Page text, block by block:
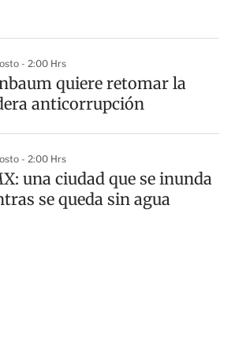
- 2:00 Hrs
quiere retomar la
anticorrupción
- 2:00 Hrs
una ciudad que se inunda
se queda sin agua